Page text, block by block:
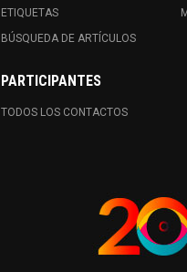
ETIQUETAS
BÚSQUEDA DE ARTÍCULOS
PARTICIPANTES
TODOS LOS CONTACTOS